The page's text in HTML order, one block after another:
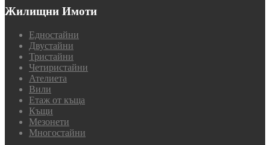
Жилищни Имоти
Едностайни
Двустайни
Тристайни
Четиристайни
Ателиета
Вили
Етаж от къща
Къщи
Мезонети
Многостайни